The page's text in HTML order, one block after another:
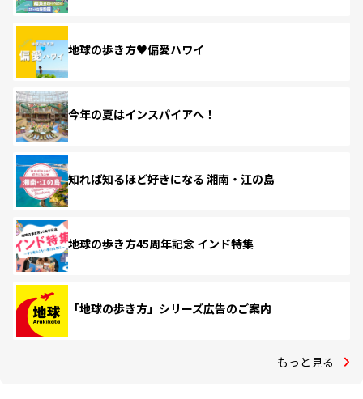
地球の歩き方♥偏愛ハワイ
今年の夏はインスパイアへ！
知れば知るほど好きになる 湘南・江の島
地球の歩き方45周年記念 インド特集
「地球の歩き方」シリーズ広告のご案内
もっと見る